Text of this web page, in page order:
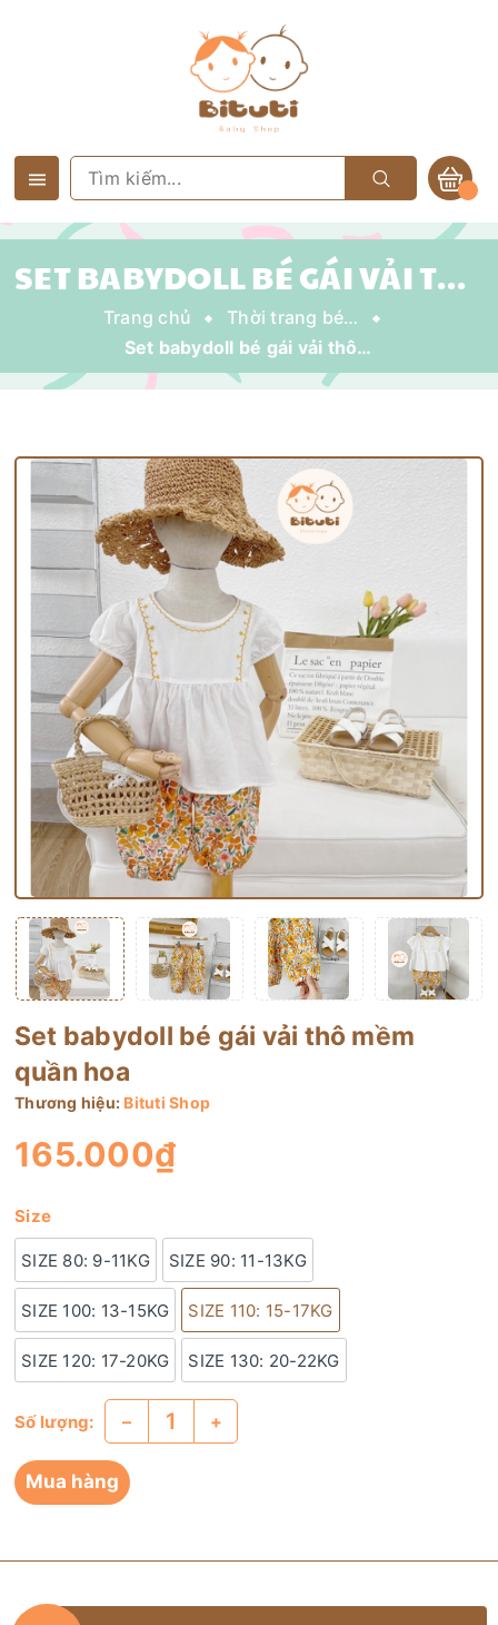
SET BABYDOLL BÉ GÁI VẢI THÔ MỀM QUẦN HOA
Trang chủ
Thời trang bé gái
Set babydoll bé gái vải thô mềm quần hoa
Set babydoll bé gái vải thô mềm
quần hoa
Thương hiệu: Bituti Shop
165.000₫
Size
SIZE 80: 9-11KG SIZE 90: 11-13KG
SIZE 100: 13-15KG SIZE 110: 15-17KG
SIZE 120: 17-20KG SIZE 130: 20-22KG
Số lượng: – +
Mua hàng